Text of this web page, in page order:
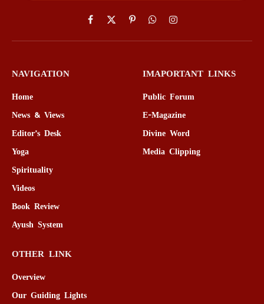
Facebook
X
(Twitter)
PinterestWhatsAppInstagram
NAVIGATION
Home
News & Views
Editor’s Desk
Yoga
Spirituality
Videos
Book Review
Ayush System
IMAPORTANT LINKS
Public Forum
E-Magazine
Divine Word
Media Clipping
OTHER LINK
Overview
Our Guiding Lights